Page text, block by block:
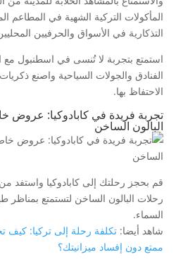
المأكولات التركية الشهية في المطاعم
التذكارية في الأسواق والحرفيين
استمتع بتجربة لا تُنسى في اسطنبول
الفنادق والجولات السياحية واصنع
الاحتفاظ بها.
تجربة فريدة في كابادوكيا: عروض
البالون الساخن
قم بحجز رحلتك إلى كابادوكيا
رحلات البالون الساخن لتستمتع بمناظر
السماء.
شاهد أيضا: تكلفة رحلة إلى تركيا: كيف
ممتع دون إفساد ميزانيتك؟